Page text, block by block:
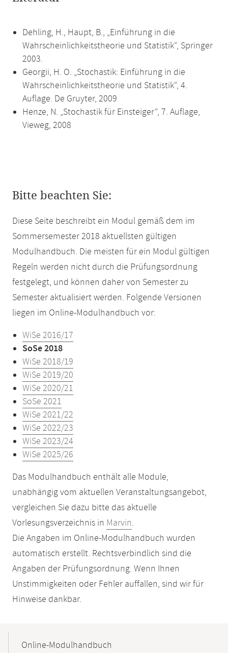
Dehling, H., Haupt, B., „Einführung in die
Wahrscheinlichkeitstheorie und Statistik“, Springer
2003.
Georgii, H. O. „Stochastik: Einführung in die
Wahrscheinlichkeitstheorie und Statistik“, 4.
Auflage. De Gruyter, 2009
Henze, N. „Stochastik für Einsteiger“, 7. Auflage,
Vieweg, 2008
Bitte beachten Sie:
Diese Seite beschreibt ein Modul gemäß dem im
Sommersemester 2018 aktuellsten gültigen
Modulhandbuch. Die meisten für ein Modul gültigen
Regeln werden nicht durch die Prüfungsordnung
festgelegt, und können daher von Semester zu
Semester aktualisiert werden. Folgende Versionen
liegen im Online-Modulhandbuch vor:
WiSe 2016/17
SoSe 2018
WiSe 2018/19
WiSe 2019/20
WiSe 2020/21
SoSe 2021
WiSe 2021/22
WiSe 2022/23
WiSe 2023/24
WiSe 2025/26
Das Modulhandbuch enthält alle Module,
unabhängig vom aktuellen Veranstaltungsangebot,
vergleichen Sie dazu bitte das aktuelle
Vorlesungsverzeichnis in Marvin.
Die Angaben im Online-Modulhandbuch wurden
automatisch erstellt. Rechtsverbindlich sind die
Angaben der Prüfungsordnung. Wenn Ihnen
Unstimmigkeiten oder Fehler auffallen, sind wir für
Hinweise dankbar.
NavigationOnline-Modulhandbuch